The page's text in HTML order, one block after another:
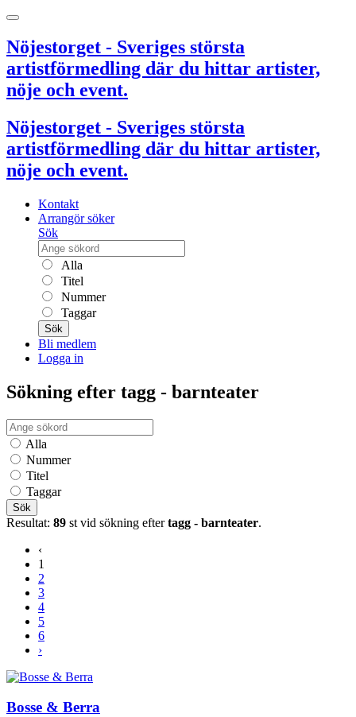
Nöjestorget - Sveriges största
artistförmedling där du hittar artister,
nöje och event.
Nöjestorget - Sveriges största
artistförmedling där du hittar artister,
nöje och event.
Kontakt
Arrangör söker
Sök
Alla
Titel
Nummer
Taggar
Sök
Bli medlem
Logga in
Sökning efter tagg - barnteater
Alla
Nummer
Titel
Taggar
Sök
Resultat: 89 st vid sökning eftertagg - barnteater.
‹
1
2
3
4
5
6
›
Bosse & Berra